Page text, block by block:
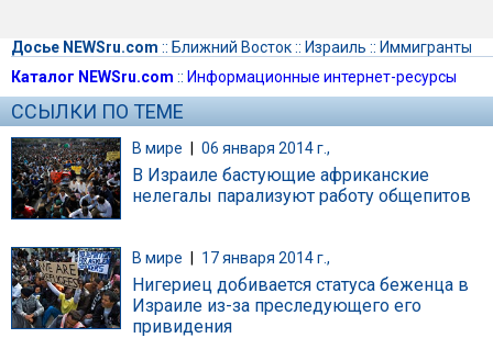
Досье NEWSru.com :: Ближний Восток:: Израиль :: Иммигранты
Каталог NEWSru.com :: Информационные интернет-ресурсы
ССЫЛКИ ПО ТЕМЕ
В мире | 06 января 2014 г.,
В Израиле бастующие африканские
нелегалы парализуют работу общепитов
В мире 17 января 2014 г.,
Нигериец добивается статуса беженца в
Израиле из-за преследующего его
привидения